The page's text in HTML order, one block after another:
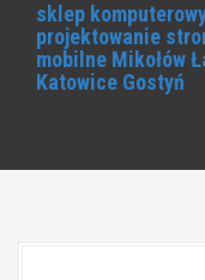
sklep
projektowanie
mobilne Mikołów
Katowice Gostyń